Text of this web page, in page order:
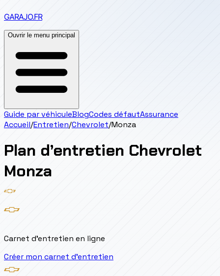
GARAJO.FR
Ouvrir le menu principal
Guide par véhiculeBlogCodes défautAssurance
Accueil/Entretien/Chevrolet/Monza
Plan d’entretien Chevrolet
Monza
Carnet d'entretien en ligne
Créer mon carnet d'entretien